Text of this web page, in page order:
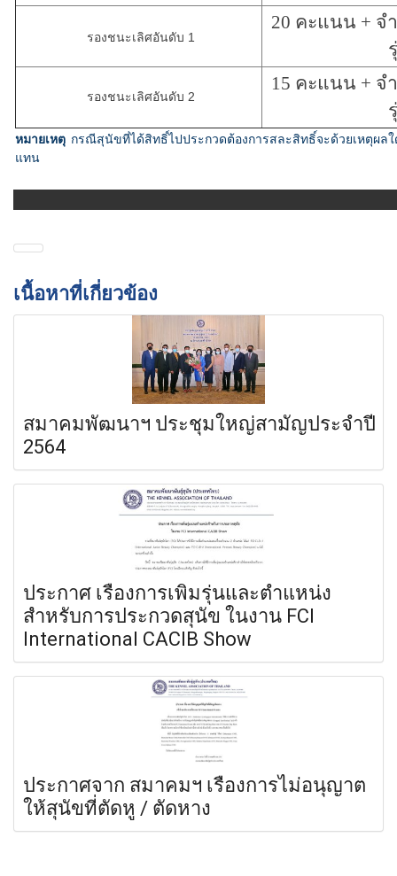
รองชนะเลิศอันดับ 1
20 คะแนน +
รองชนะเลิศอันดับ 2
15 คะแนน +
หมายเหตุ กรณีสุนัขที่ได้สิทธิ์ไปประกวดต้องการสละสิทธิ์จะด้วยเหตุผ
แทน
เนื้อหาที่เกี่ยวข้อง
สมาคมพัฒนาฯ ประชุมใหญ่สามัญประจำปี
2564
ประกาศ เรื่องการเพิ่มรุ่นและตำแหน่ง
สำหรับการประกวดสุนัข ในงาน FCI
International CACIB Show
ประกาศจาก สมาคมฯ เรื่องการไม่อนุญาต
ให้สุนัขที่ตัดหู / ตัดหาง